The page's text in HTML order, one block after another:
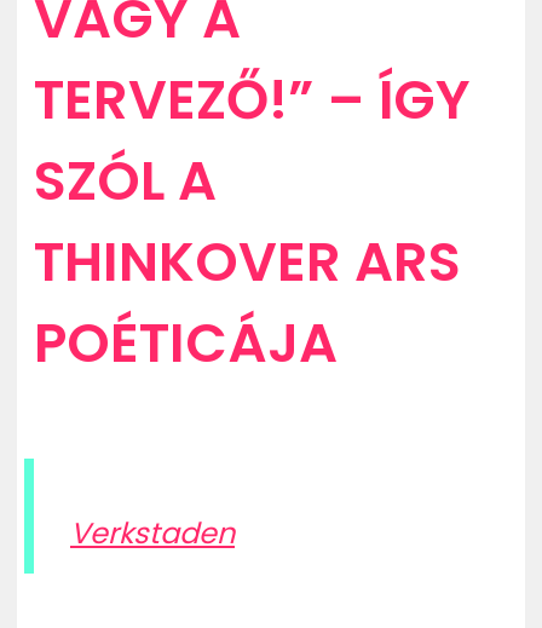
VAGY A
TERVEZŐ!” – ÍGY
SZÓL A
THINKOVER ARS
POÉTICÁJA
Verkstaden